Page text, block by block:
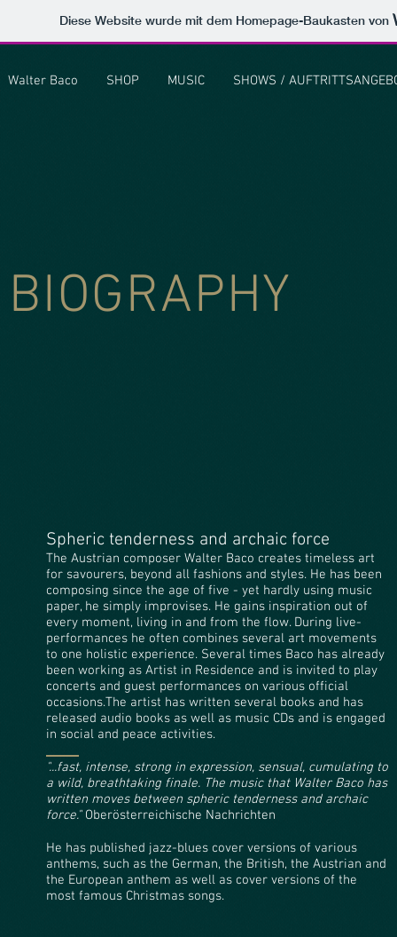
Diese Website wurde mit dem Homepage-Baukasten von
Walter Baco SHOP MUSIC SHOWS /
BIOGRAPHY
Spheric tenderness and archaic force
The Austrian composer Walter Baco creates timeless art
for savourers, beyond all fashions and styles. He has been
composing since the age of five - yet hardly using music
paper, he simply improvises. He gains inspiration out of
every moment, living in and from the flow. During live-
performances he often combines several art movements
to one holistic experience. Several times Baco has already
been working as Artist in Residence and is invited to play
concerts and guest performances on various official
occasions.The artist has written several books and has
released audio books as well as music CDs and is engaged
in social and peace activities.
"...fast, intense, strong in expression, sensual, cumulating to
a wild, breathtaking finale. The music that Walter Baco has
written moves between spheric tenderness and archaic
force."Oberösterreichische Nachrichten
He has published jazz-blues cover versions of various
anthems, such as the German, the British, the Austrian and
the European anthem as well as cover versions of the
most famous Christmas songs.